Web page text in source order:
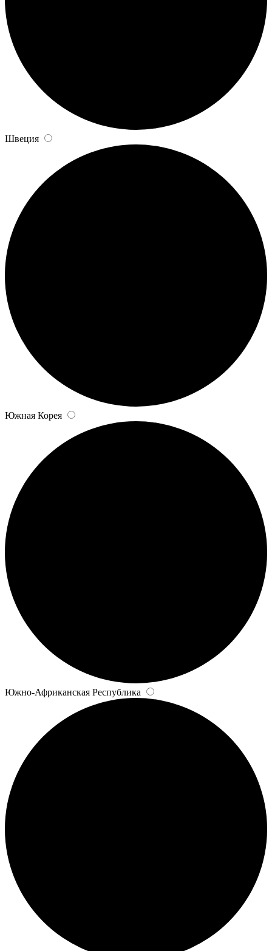
Швеция
Южная Корея
Южно-Африканская Республика